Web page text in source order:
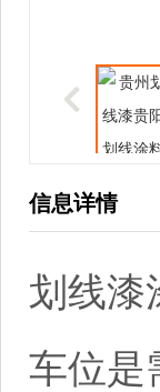
信息详情
划线漆
车位是